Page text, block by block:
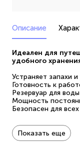
Описание
Идеален для
удобного
Устраняет запахи
Готовность к
Резервуар для
Мощность
Безопасен для
Гарантия 3 года.
Шнур 1,8 метра.
Мощность 1500 Вт
Показать еще